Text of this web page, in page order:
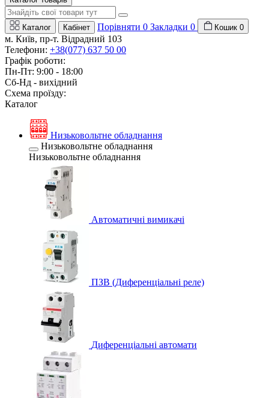
Каталог Кабінет Порівняти 0 Закладки 0 Кошик 0
м. Київ, пр-т. Відрадний 103
Телефони: +38(077) 637 50 00
Графік роботи:
Пн-Пт: 9:00 - 18:00
Сб-Нд - вихідний
Схема проїзду:
Каталог
Низьковольтне обладнання
Низьковольтне обладнання
Низьковольтне обладнання
Автоматичні вимикачі
ПЗВ (Диференціальні реле)
Диференціальні автомати